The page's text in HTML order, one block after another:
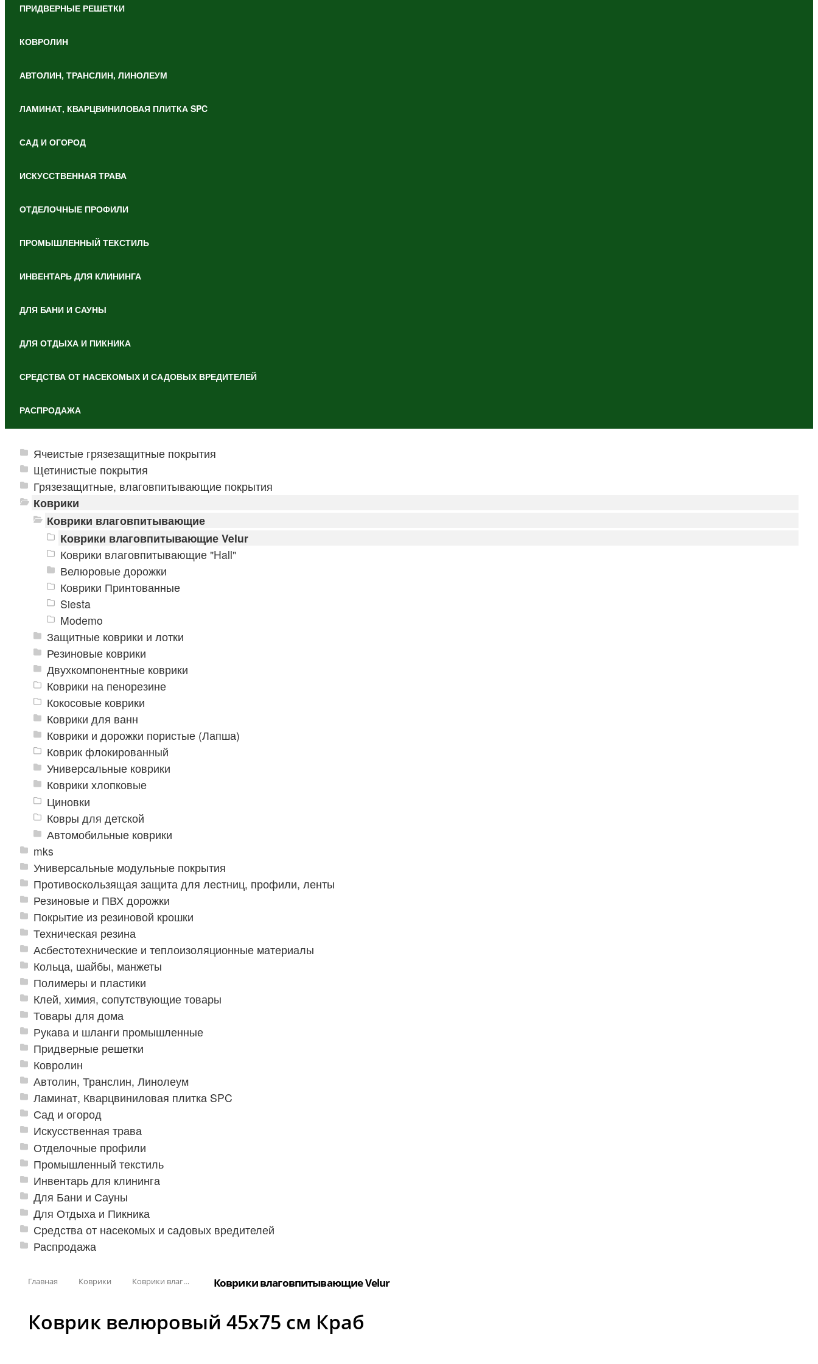
ПРИДВЕРНЫЕ РЕШЕТКИ
КОВРОЛИН
АВТОЛИН, ТРАНСЛИН, ЛИНОЛЕУМ
ЛАМИНАТ, КВАРЦВИНИЛОВАЯ ПЛИТКА SPC
САД И ОГОРОД
ИСКУССТВЕННАЯ ТРАВА
ОТДЕЛОЧНЫЕ ПРОФИЛИ
ПРОМЫШЛЕННЫЙ ТЕКСТИЛЬ
ИНВЕНТАРЬ ДЛЯ КЛИНИНГА
ДЛЯ БАНИ И САУНЫ
ДЛЯ ОТДЫХА И ПИКНИКА
СРЕДСТВА ОТ НАСЕКОМЫХ И САДОВЫХ ВРЕДИТЕЛЕЙ
РАСПРОДАЖА
Ячеистые грязезащитные покрытия
Щетинистые покрытия
Грязезащитные, влаговпитывающие покрытия
Коврики
Коврики влаговпитывающие
Коврики влаговпитывающие Velur
Коврики влаговпитывающие "Hall"
Велюровые дорожки
Коврики Принтованные
Siesta
Modemo
Защитные коврики и лотки
Резиновые коврики
Двухкомпонентные коврики
Коврики на пенорезине
Кокосовые коврики
Коврики для ванн
Коврики и дорожки пористые (Лапша)
Коврик флокированный
Универсальные коврики
Коврики хлопковые
Циновки
Ковры для детской
Автомобильные коврики
mks
Универсальные модульные покрытия
Противоскользящая защита для лестниц, профили, ленты
Резиновые и ПВХ дорожки
Покрытие из резиновой крошки
Техническая резина
Асбестотехнические и теплоизоляционные материалы
Кольца, шайбы, манжеты
Полимеры и пластики
Клей, химия, сопутствующие товары
Товары для дома
Рукава и шланги промышленные
Придверные решетки
Ковролин
Автолин, Транслин, Линолеум
Ламинат, Кварцвиниловая плитка SPC
Сад и огород
Искусственная трава
Отделочные профили
Промышленный текстиль
Инвентарь для клининга
Для Бани и Сауны
Для Отдыха и Пикника
Средства от насекомых и садовых вредителей
Распродажа
Главная Коврики Коврики влаговпитывающие Коврики влаговпитывающие Velur
Коврик велюровый 45х75 см Краб